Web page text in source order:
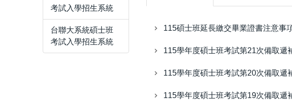
考試入學招生系統
台聯大系統碩士班
考試入學招生系統
115碩士班延長繳交畢業證書注意事
115學年度碩士班考試第21次備取遞
115學年度碩士班考試第20次備取遞
115學年度碩士班考試第19次備取遞